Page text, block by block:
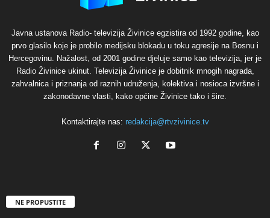
Javna ustanova Radio- televizija Živinice egzistira od 1992 godine, kao
prvo glasilo koje je probilo medijsku blokadu u toku agresije na Bosnu i
Hercegovinu. Nažalost, od 2001 godine djeluje samo kao televizija, jer je
Radio Živinice ukinut. Televizija Živinice je dobitnik mnogih nagrada,
zahvalnica i priznanja od raznih udruženja, kolektiva i nosioca izvršne i
zakonodavne vlasti, kako općine Živinice tako i šire.
Kontaktirajte nas: redakcija@rtvzivinice.tv
NE PROPUSTITE